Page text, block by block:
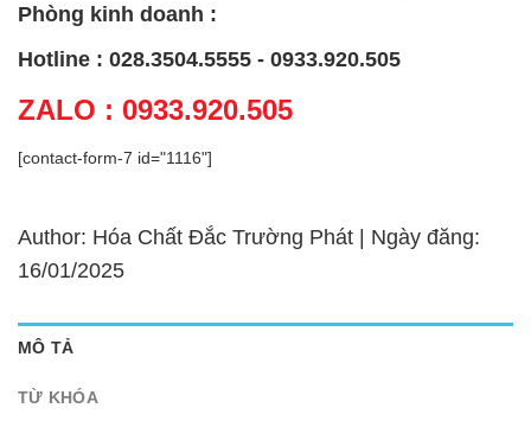
Phòng kinh doanh :
Hotline : 028.3504.5555 - 0933.920.505
ZALO : 0933.920.505
[contact-form-7 id="1116"]
Author: Hóa Chất Đắc Trường Phát | Ngày đăng:
16/01/2025
MÔ TẢ
TỪ KHÓA